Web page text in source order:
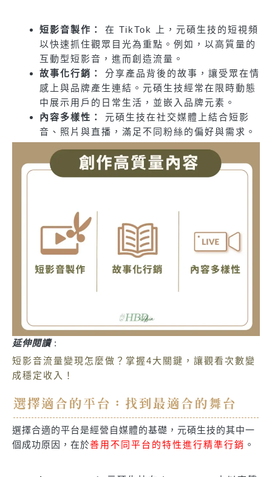
短影音製作：
在 TikTok 上，元碩生技的短視頻
以快速抓住觀眾目光為重點。例如，以高質量的
互動型短影音，進而創造流量。
故事化行銷：
分享產品背後的故事，讓受眾在情
感上與品牌產生連結。元碩生技經常在限時動態
中展示用戶的日常生活，並嵌入品牌元素。
內容多樣性：
元碩生技在社交媒體上結合短影
音、照片與直播，滿足不同粉絲的偏好與需求。
延伸閱讀 :
短影音流量變現怎麼做？掌握4大關鍵，讓觀看次數變
成穩定收入！
選擇適合的平台：找到最適合的舞台
選擇合適的平台是經營自媒體的基礎，元碩生技的其中一
個成功原因，在於善用不同平台的特性進行精準行銷 。